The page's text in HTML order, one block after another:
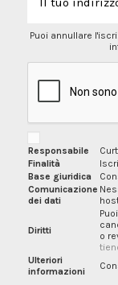
Puoi annullare
Responsabile
Finalità
Base giuridica
Comunicazione
dei dati
Diritti
o
Ulteriori
informazioni